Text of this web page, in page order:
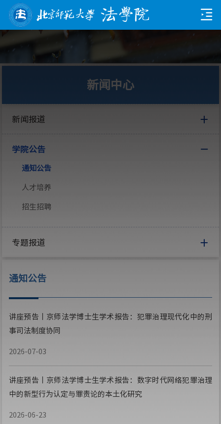
新闻中心
新闻报道
学院公告
通知公告
人才培养
招生招聘
专题报道
通知公告
讲座预告丨京师法学博士生学术报告：犯罪治理现代化中的刑
事司法制度协同
2026-07-03
讲座预告丨京师法学博士生学术报告：数字时代网络犯罪治理
中的新型行为认定与罪责论的本土化研究
2026-06-23